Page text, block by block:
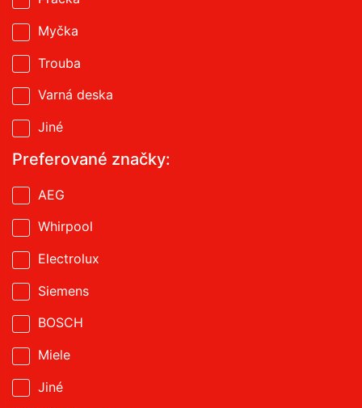
Myčka
Trouba
Varná deska
Jiné
Preferované značky:
AEG
Whirpool
Electrolux
Siemens
BOSCH
Miele
Jiné